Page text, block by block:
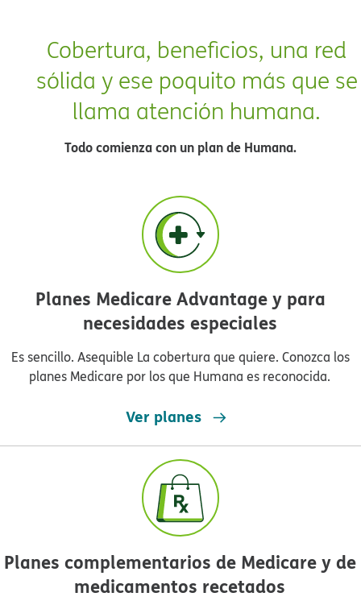
Cobertura, beneficios, una red
sólida y ese poquito más que se
llama atención humana.​​
Todo comienza con un plan de Humana.​​
Planes Medicare Advantage y para
necesidades especiales​​
Es sencillo. Asequible La cobertura que quiere. Conozca los
planes Medicare por los que Humana es reconocida.​​
Ver planes​​
Planes complementarios de Medicare y de
medicamentos recetados​​